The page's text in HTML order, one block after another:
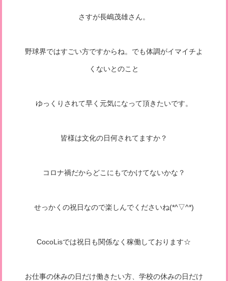
さすが長嶋茂雄さん。
野球界ではすごい方ですからね。でも体調がイマイチよ
くないとのこと
ゆっくりされて早く元気になって頂きたいです。
皆様は文化の日何されてますか？
コロナ禍だからどこにもでかけてないかな？
せっかくの祝日なので楽しんでくださいね(*^▽^*)
CocoLisでは祝日も関係なく稼働しております☆
お仕事の休みの日だけ働きたい方、学校の休みの日だけ